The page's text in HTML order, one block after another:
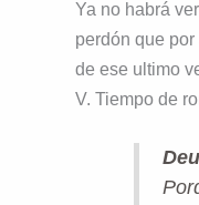
Ya no habrá
perdón que
de ese ultimo
V. Tiempo de